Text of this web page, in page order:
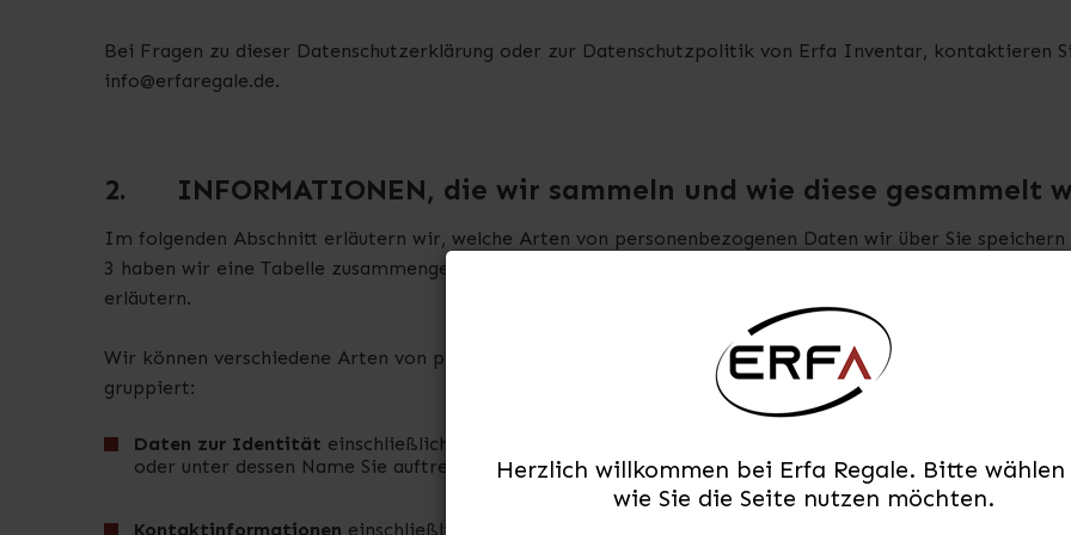
Herzlich willkommen bei Erfa Regale. Bitte wählen
wie Sie die Seite nutzen möchten.
Bei Fragen zu dieser Datenschutzerklärung oder zur Datenschutzpolitik von Erfa Inventar, kontaktieren
info@erfaregale.de.
2. INFORMATIONEN, die wir sammeln und wie diese gesammelt
Im folgenden Abschnitt erläutern wir, welche Arten von personenbezogenen Daten wir über Sie
3 haben wir eine Tabelle zusammengestellt, in der wir die Zwecke, für die wir Ihre personenbezogenen
erläutern.
Wir können verschiedene Arten von personenbezogenen Daten über Sie erfassen, verwenden, speichern
gruppiert:
Daten zur Identität einschließlich Name
, Benutzername, Kundenkategorie und Identität des
oder unter dessen Name Sie auftreten.
Kontaktinformationen einschließlich E-Mail, Telefonnummern und Adresse (normalerweise die